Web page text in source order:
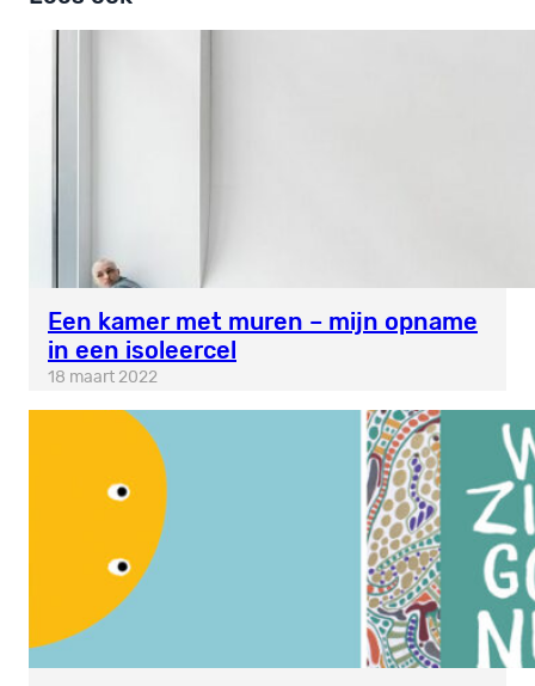
Een kamer met muren – mijn opname
in een isoleercel
18 maart 2022